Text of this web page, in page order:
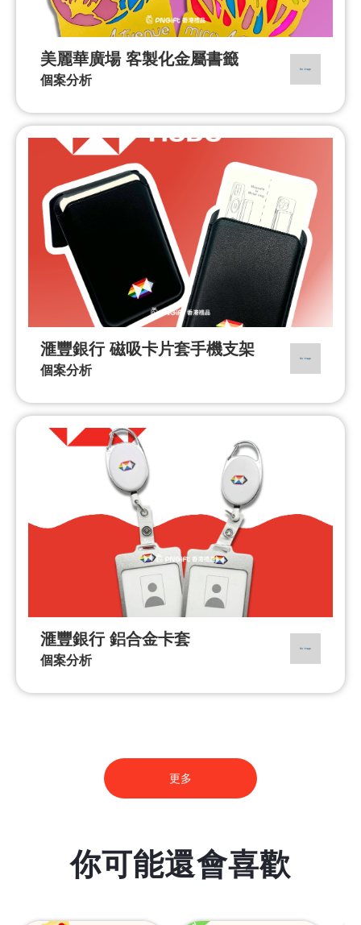
美麗華廣場 客製化金屬書籤
個案分析
滙豐銀行 磁吸卡片套手機支架
個案分析
滙豐銀行 鋁合金卡套
個案分析
更多
你可能還會喜歡